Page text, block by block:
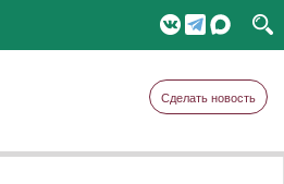
Сделать новость